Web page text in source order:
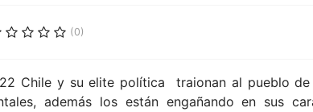
(0)
Chile y su elite política traionan al pueblo
además los están engañando en sus